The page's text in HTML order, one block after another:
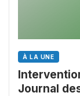
À LA UNE
Journal